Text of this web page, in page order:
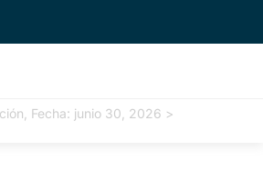
Fecha: junio 30, 2026 >